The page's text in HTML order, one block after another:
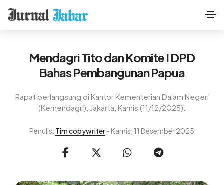
Mendagri Tito dan Komite I DPD
Bahas Pembangunan Papua
Rapat berlangsung di Kantor Kementerian Dalam Negeri
(Kemendagri), Jakarta, Kamis (11/12/2025).
Penulis: Tim copywriter- Kamis, 11 Desember 2025